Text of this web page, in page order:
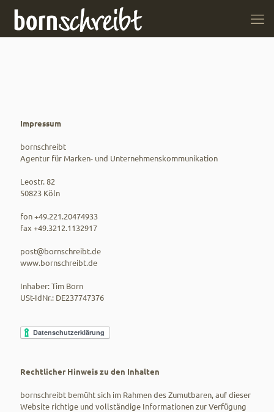
Impressum
bornschreibt
Agentur für Marken- und Unternehmenskommunikation
Leostr. 82
50823 Köln
fon +49.221.20474933
fax +49.3212.1132917
post@bornschreibt.de
www.bornschreibt.de
Inhaber: Tim Born
USt-IdNr.: DE237747376
Rechtlicher Hinweis zu den Inhalten
bornschreibt bemüht sich im Rahmen des Zumutbaren, auf dieser
Website richtige und vollständige Informationen zur Verfügung